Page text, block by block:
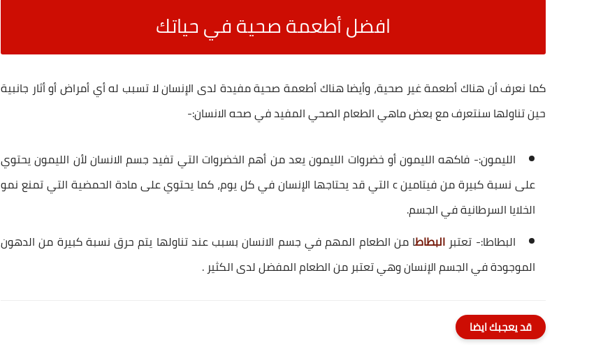
افضل أطعمة صحية في حياتك
كما نعرف أن هناكأطعمة غير صحية، وأيضا هناك أطعمة صحية مفيدة لدى الإنسان لا تسبب له أي أمراض أو أثار جانبية
حين تناولها سنتعرف مع بعض ماهي الطعام الصحي المفيد في صحه الانسان:-
الليمون:- فاكهه الليمون أو خضروات الليمون يعد من أهم الخضروات التي تفيد جسم الانسان لأن الليمون يحتوي
على نسبة كبيرة من فيتامين c التي قد يحتاجها الإنسان في كل يوم، كما يحتوي على مادة الحمضية التي تمنع نمو
الخلايا السرطانية في الجسم.
البطاطا:- تعتبر البطاطا من الطعام المهم في جسم الانسان بسبب عند تناولها يتم حرق نسبة كبيرة من الدهون
الموجودة في الجسم الإنسان وهي تعتبر من الطعام المفضل لدى الكثير .
قد يعجبك ايضا